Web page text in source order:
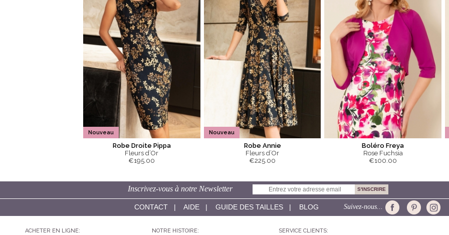
Nouveau
Robe Droite Pippa
Fleurs d’Or
€195.00
Nouveau
Robe Annie
Fleurs d’Or
€225.00
Boléro Freya
Rose Fuchsia
€100.00
Inscrivez-vous à notre Newsletter
CONTACT| AIDE| GUIDE DES TAILLES| BLOG Suivez-nous...
ACHETER EN LIGNE: NOTRE HISTOIRE: SERVICE CLIENTS: